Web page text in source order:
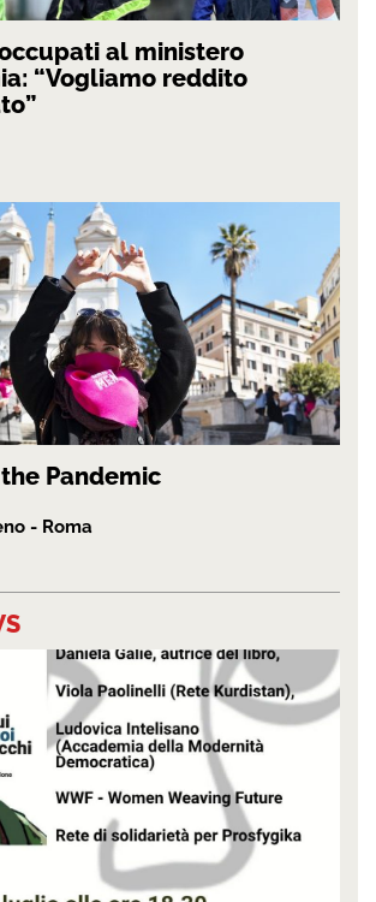
al ministero
“Vogliamo reddito
Pandemic
- Roma